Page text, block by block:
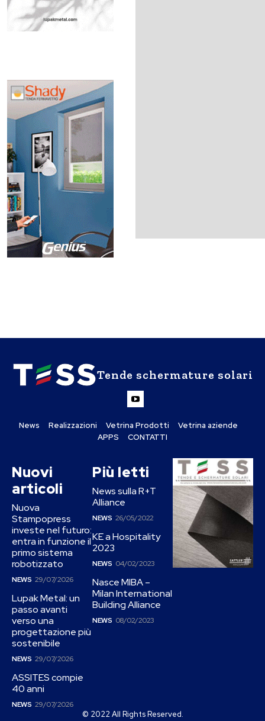
Tende schermature solari
News Realizzazioni Vetrina Prodotti
Vetrina aziende
APPS
CONTATTI
Nuovi
articoli
Nuova
Stampopress
investe nel futuro:
entra in funzione il
primo sistema
robotizzato
NEWS 29/07/2026
Lupak Metal: un
passo avanti
verso una
progettazione più
sostenibile
NEWS 29/07/2026
ASSITES compie
40 anni
NEWS 29/07/2026
Più letti
News sulla R+T
Alliance
NEWS 26/05/2022
KE a Hospitality
2023
NEWS 04/02/2023
Nasce MIBA –
Milan International
Building Alliance
NEWS 08/02/2023
© 2022 All Rights Reserved.